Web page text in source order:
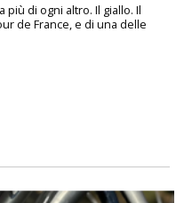
più di ogni altro. Il giallo. Il
de France, e di una delle